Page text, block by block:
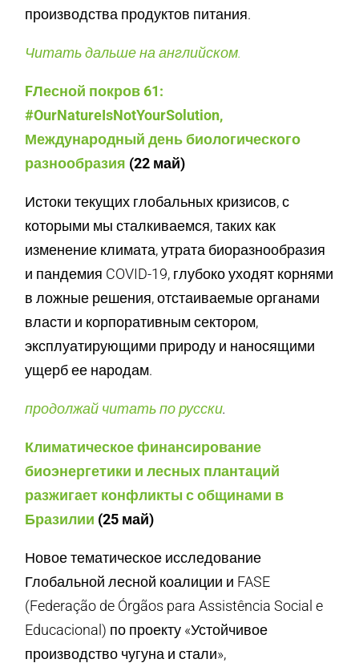
производства продуктов питания.
Читать дальше на английском.
FЛесной покров 61:
#OurNatureIsNotYourSolution,
Международный день биологического
разнообразия (22 май)
Истоки текущих глобальных кризисов, с
которыми мы сталкиваемся, таких как
изменение климата, утрата биоразнообразия
и пандемия COVID-19, глубоко уходят корнями
в ложные решения, отстаиваемые органами
власти и корпоративным сектором,
эксплуатирующими природу и наносящими
ущерб ее народам.
продолжай читать по русски.
Климатическое финансирование
биоэнергетики и лесных плантаций
разжигает конфликты с общинами в
Бразилии (25 май)
Новое тематическое исследование
Глобальной лесной коалиции и FASE
(Federação de Órgãos para Assistência Social e
Educacional) по проекту «Устойчивое
производство чугуна и стали»,